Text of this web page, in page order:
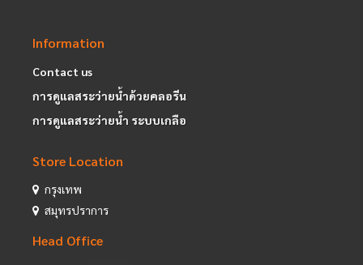
Information
Contact us
การดูแลสระว่ายน้ำด้วยคลอรีน
การดูแลสระว่ายน้ำ ระบบเกลือ
Store Location
กรุงเทพ
สมุทรปราการ
Head Office